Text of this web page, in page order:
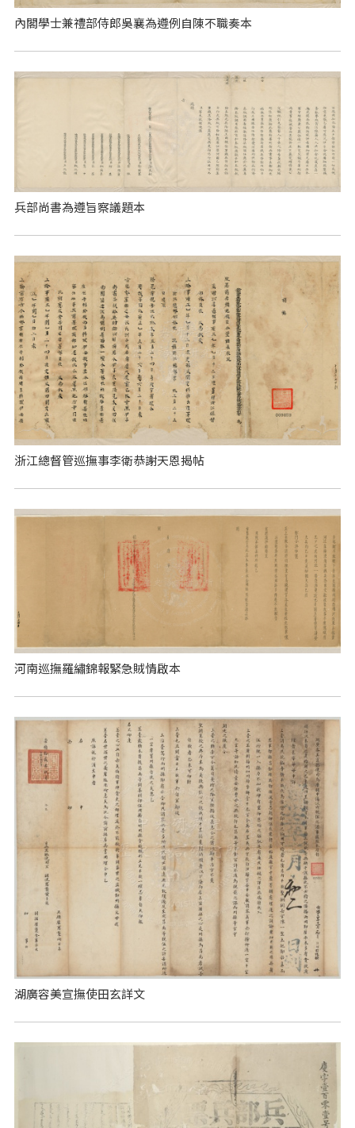
內閣學士兼禮部侍郎吳襄為遵例自陳不職奏本
兵部尚書為遵旨察議題本
浙江總督管巡撫事李衛恭謝天恩揭帖
河南巡撫羅繡錦報緊急賊情啟本
湖廣容美宣撫使田玄詳文